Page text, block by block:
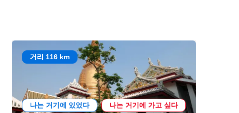
거리 116 km
나는 거기에 있었다 나는 거기에 가고 싶다